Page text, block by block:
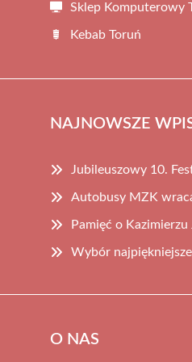
Sklep Komputerowy
Kebab Toruń
NAJNOWSZE
Jubileuszowy 10.
Autobusy MZK
Pamięć o
Wybór
O NAS